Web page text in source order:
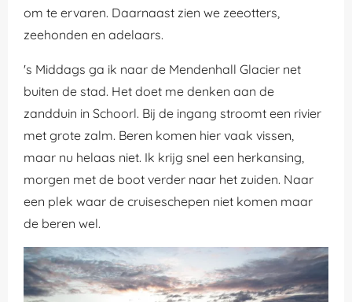
om te ervaren. Daarnaast zien we zeeotters,
zeehonden en adelaars.
's Middags ga ik naar de Mendenhall Glacier net
buiten de stad. Het doet me denken aan de
zandduin in Schoorl. Bij de ingang stroomt een rivier
met grote zalm. Beren komen hier vaak vissen,
maar nu helaas niet. Ik krijg snel een herkansing,
morgen met de boot verder naar het zuiden. Naar
een plek waar de cruiseschepen niet komen maar
de beren wel.